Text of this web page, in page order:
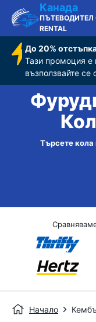
Канада
ПЪТЕВОДИТЕЛ
RENTAL
До 20%
Тази промоция е
възползвайте се
Търсете
Начало